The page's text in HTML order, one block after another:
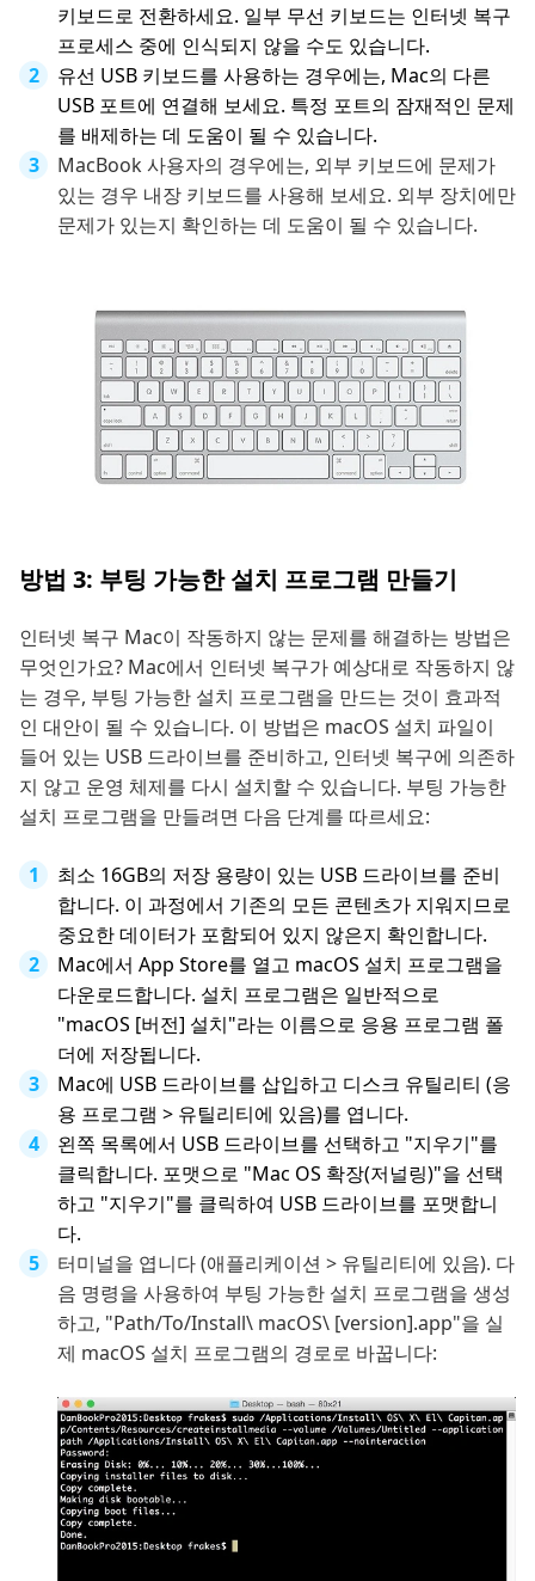
키보드로 전환하세요. 일부 무선 키보드는 인터넷 복구
프로세스 중에 인식되지 않을 수도 있습니다.
유선 USB 키보드를 사용하는 경우에는, Mac의 다른
USB 포트에 연결해 보세요. 특정 포트의 잠재적인 문제
를 배제하는 데 도움이 될 수 있습니다.
MacBook 사용자의 경우에는, 외부 키보드에 문제가
있는 경우 내장 키보드를 사용해 보세요. 외부 장치에만
문제가 있는지 확인하는 데 도움이 될 수 있습니다.
방법 3: 부팅 가능한 설치 프로그램 만들기
인터넷 복구 Mac이 작동하지 않는 문제를 해결하는 방법은
무엇인가요? Mac에서 인터넷 복구가 예상대로 작동하지 않
는 경우, 부팅 가능한 설치 프로그램을 만드는 것이 효과적
인 대안이 될 수 있습니다. 이 방법은 macOS 설치 파일이
들어 있는 USB 드라이브를 준비하고, 인터넷 복구에 의존하
지 않고 운영 체제를 다시 설치할 수 있습니다. 부팅 가능한
설치 프로그램을 만들려면 다음 단계를 따르세요:
최소 16GB의 저장 용량이 있는 USB 드라이브를 준비
합니다. 이 과정에서 기존의 모든 콘텐츠가 지워지므로
중요한 데이터가 포함되어 있지 않은지 확인합니다.
Mac에서 App Store를 열고 macOS 설치 프로그램을
다운로드합니다. 설치 프로그램은 일반적으로
"macOS [버전] 설치"라는 이름으로 응용 프로그램 폴
더에 저장됩니다.
Mac에 USB 드라이브를 삽입하고 디스크 유틸리티 (응
용 프로그램 > 유틸리티에 있음)를 엽니다.
왼쪽 목록에서 USB 드라이브를 선택하고 "지우기"를
클릭합니다. 포맷으로 "Mac OS 확장(저널링)"을 선택
하고 "지우기"를 클릭하여 USB 드라이브를 포맷합니
다.
터미널을 엽니다 (애플리케이션 > 유틸리티에 있음). 다
음 명령을 사용하여 부팅 가능한 설치 프로그램을 생성
하고, "Path/To/Install\ macOS\ [version].app"을 실
제 macOS 설치 프로그램의 경로로 바꿉니다: